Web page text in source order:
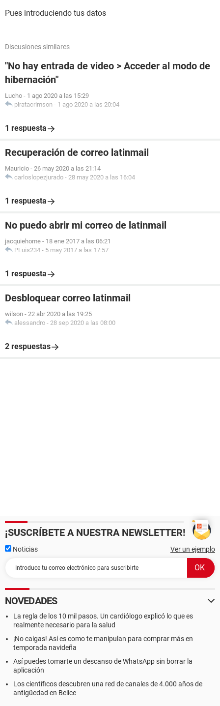
Pues introduciendo tus datos
Discusiones similares
"No hay entrada de video > Acceder al modo de
hibernación"
Lucho - 1 ago 2020 a las 15:29
piratacrimson - 1 ago 2020 a las 20:04
1 respuesta
Recuperación de correo latinmail
Mauricio - 26 may 2020 a las 21:14
carloslopezjurado - 28 may 2020 a las 16:04
1 respuesta
No puedo abrir mi correo de latinmail
jacquiehome - 18 ene 2017 a las 06:21
PLuis234 - 5 may 2017 a las 17:57
1 respuesta
Desbloquear correo latinmail
wilson - 22 abr 2020 a las 19:25
alessandro - 28 sep 2020 a las 08:00
2 respuestas
¡SUSCRÍBETE A NUESTRA NEWSLETTER!
Noticias Ver un ejemplo
NOVEDADES
La regla de los 10 mil pasos. Un cardiólogo explicó lo que es
realmente necesario para la salud
¡No caigas! Así es como te manipulan para comprar más en
temporada navideña
Así puedes tomarte un descanso de WhatsApp sin borrar la
aplicación
Los científicos descubren una red de canales de 4.000 años de
antigüedad en Belice